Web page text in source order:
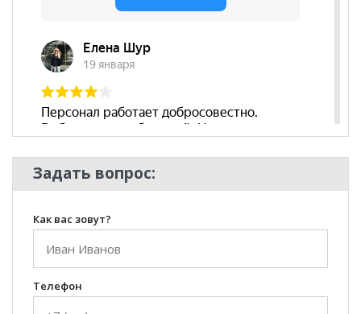
нет
Бренд
OTHERLIFE
Стиль
Комната
Гостиная
Задать вопрос:
Как вас зовут?
Телефон